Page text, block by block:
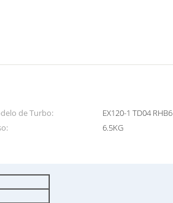
de Turbo:
EX120-1 TD04 RHB6
6.5KG